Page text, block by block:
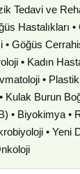
Tedavi ve
Hastalıkları
Göğüs
• Kadın
•
Kulak Burun
• Biyokimya •
• Yeni